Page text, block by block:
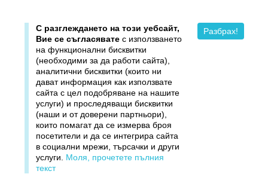
Продукти
Издателство ДОМИНО
Вашият профил
С разглеждането на този уебсайт,
Вие се съгласявате с използването
на функционални бисквитки
(необходими за да работи сайта),
аналитични бисквитки (които ни
дават информация как използвате
сайта с цел подобряване на нашите
услуги) и проследяващи бисквитки
(наши и от доверени партньори),
които помагат да се измерва броя
посетители и да се интегрира сайта
в социални мрежи, търсачки и други
услуги.
Моля, прочетете пълния
текст
Разбрах!